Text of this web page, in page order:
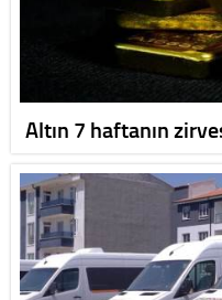
Altın 7 haftanın